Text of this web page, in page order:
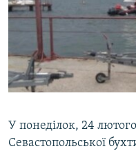
ДЕПОРТАЦІЯ
ВІДЕОУРОКИ «ELIFBE»
СВІДЧЕННЯ ОКУПАЦІЇ
УКРАЇНСЬКА ПРОБЛЕМА
ЯК ОБІЙТИ
Русский
Qırımtatar
У понеділок, 24
Севастопольської